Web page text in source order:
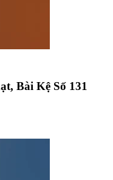
Bài Kệ Số 131